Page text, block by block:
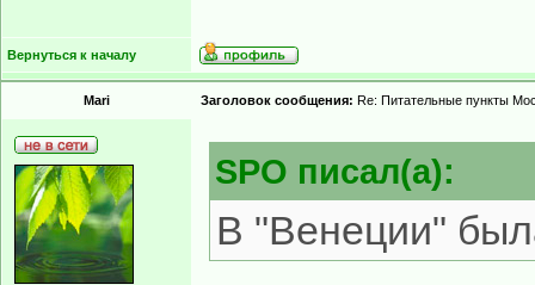
Вернуться к началу
Mari Заголовок сообщения: Re: Питательные пункты
SPO писал(а):
В "Венеции"